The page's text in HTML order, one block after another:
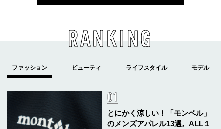
RANKING
とにかく涼しい！「モンベル」
のメンズアパレル13選。ALL１